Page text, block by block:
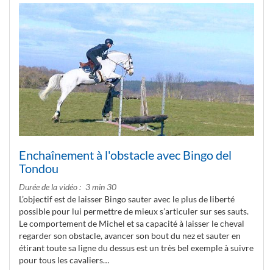
Enchaînement à l'obstacle avec Bingo del
Tondou
Durée de la vidéo
3 min 30
L’objectif est de laisser Bingo sauter avec le plus de liberté
possible pour lui permettre de mieux s’articuler sur ses sauts.
Le comportement de Michel et sa capacité à laisser le cheval
regarder son obstacle, avancer son bout du nez et sauter en
étirant toute sa ligne du dessus est un très bel exemple à suivre
pour tous les cavaliers…